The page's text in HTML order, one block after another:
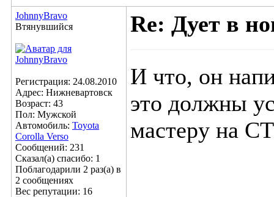
JohnnyBravo
Втянувшийся
Регистрация: 24.08.2010
Адрес: Нижневартовск
Возраст: 43
Пол: Мужской
Автомобиль: Toyota
Corolla Verso
Сообщений: 231
Сказал(а) спасибо: 1
Поблагодарили 2 раз(а) в
2 сообщениях
Вес репутации: 16
Re: Дует в
И что, он
это должны
мастеру на